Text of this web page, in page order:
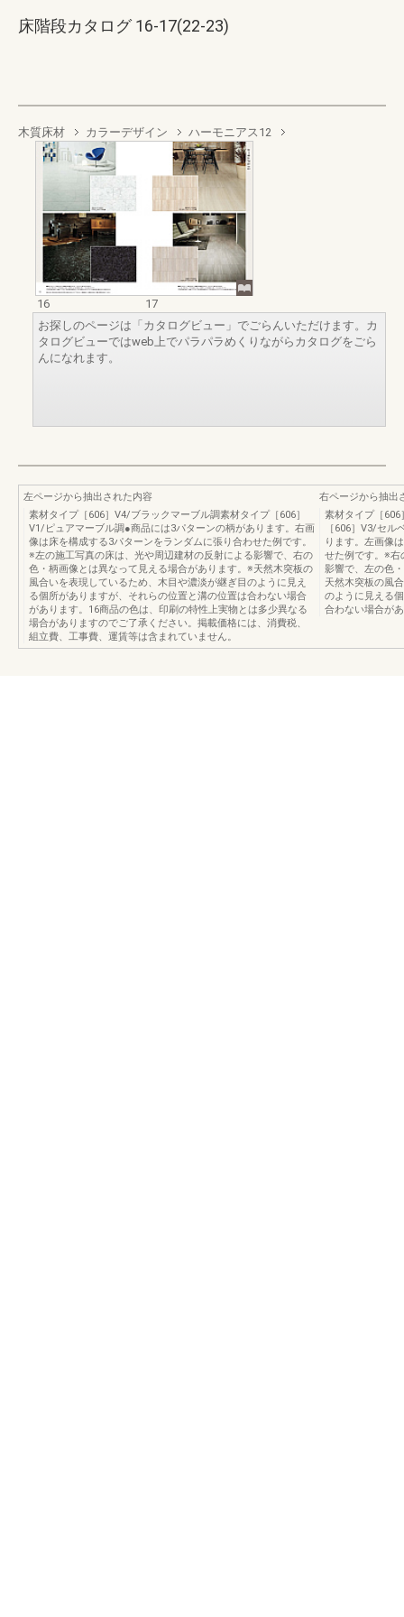
床階段カタログ 16-17(22-23)
木質床材 カラーデザイン ハーモニアス12
16
17
お探しのページは「カタログビュー」でごらんいただけます。カ
タログビューではweb上でパラパラめくりながらカタログをごら
んになれます。
左ページから抽出された内容
素材タイプ［606］V4/ブラックマーブル調素材タイプ［606］
V1/ピュアマーブル調●商品には3パターンの柄があります。右画
像は床を構成する3パターンをランダムに張り合わせた例です。
※左の施工写真の床は、光や周辺建材の反射による影響で、右の
色・柄画像とは異なって見える場合があります。※天然木突板の
風合いを表現しているため、木目や濃淡が継ぎ目のように見え
る個所がありますが、それらの位置と溝の位置は合わない場合
があります。16商品の色は、印刷の特性上実物とは多少異なる
場合がありますのでご了承ください。掲載価格には、消費税、
組立費、工事費、運賃等は含まれていません。
右ページから抽出
素材タイプ［
［606］V3/セル
ります。左画像
せた例です。※右
影響で、左の色
天然木突板の風
のように見える
合わない場合が